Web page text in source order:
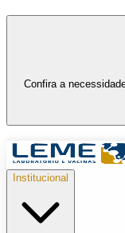
Confira a
Institucional